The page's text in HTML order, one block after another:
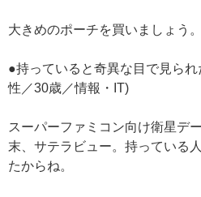
大きめのポーチを買いましょう。
●持っていると奇異な目で見ら
性／30歳／情報・IT)
スーパーファミコン向け衛星デ
末、サテラビュー。持っている
たからね。